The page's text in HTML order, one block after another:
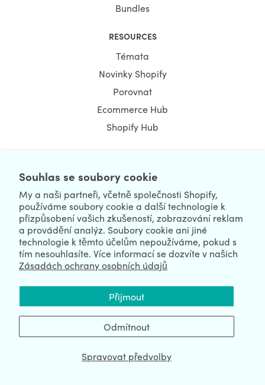
Souhlas se soubory cookie
My a naši partneři, včetně společnosti Shopify,
používáme soubory cookie a další technologie k
přizpůsobení vašich zkušeností, zobrazování reklam
a provádění analýz. Soubory cookie ani jiné
technologie k těmto účelům nepoužíváme, pokud s
tím nesouhlasíte. Více informací se dozvíte v našich
Zásadách ochrany osobních údajů
Spravovat předvolby
Přijmout
Odmítnout
Bundles
RESOURCES
Témata
Novinky Shopify
Porovnat
Ecommerce Hub
Shopify Hub
August 07, 2026 © HulkApps.com. All Rights Reserved.
We're Worldwide We're Hiring
NEWSLETTER
Data Processing Addendum | Privacy Policy